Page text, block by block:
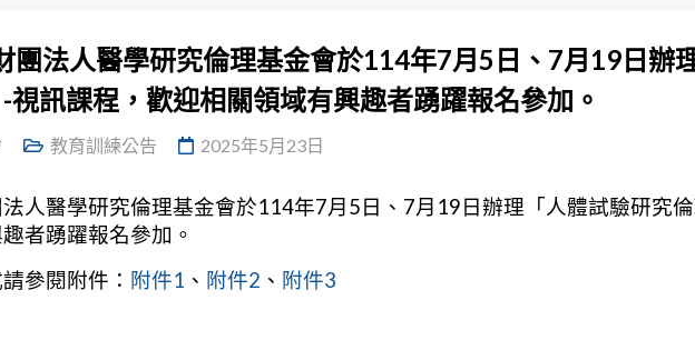
團法人醫學研究倫理基金會於114年7月5日、7月19日辦
視訊課程，歡迎相關領域有興趣者踴躍報名參加。
教育訓練公告 2025年5月23日
法人醫學研究倫理基金會於114年7月5日、7月19日辦理「人體試驗研究
者踴躍報名參加。
參閱附件： 附件1 、 附件2 、 附件3